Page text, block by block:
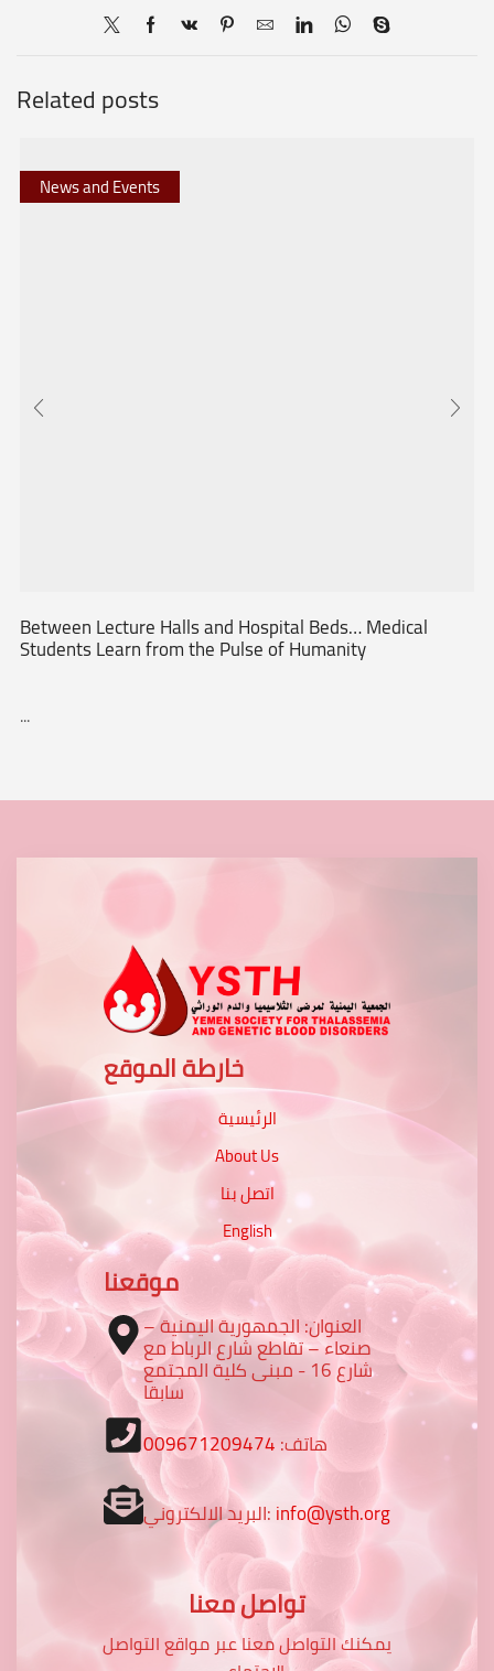
Related posts
News and Events
Between Lecture Halls and Hospital Beds… Medical
Students Learn from the Pulse of Humanity
...
خارطة الموقع
الرئيسية
About Us
اتصل بنا
English
موقعنا
العنوان: الجمهورية اليمنية –
صنعاء – تقاطع شارع الرباط مع
شارع 16 - مبنى كلية المجتمع
سابقا
هاتف:009671209474
البريد الالكتروني:info@ysth.org
تواصل معنا
يمكنك التواصل معنا عبر مواقع التواصل